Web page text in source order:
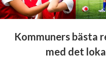
Kommuners bästa
med det